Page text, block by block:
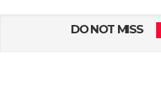
DO NOT MISS